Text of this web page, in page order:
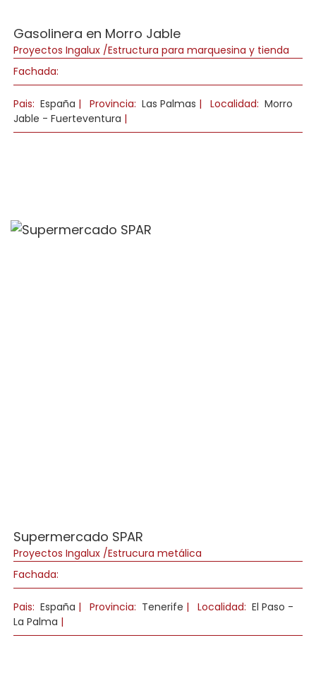
Gasolinera en Morro Jable
Proyectos Ingalux /Estructura para marquesina y tienda
Fachada:
Pais: España | Provincia: Las Palmas | Localidad: Morro
Jable - Fuerteventura |
Supermercado SPAR
Proyectos Ingalux /Estrucura metálica
Fachada:
Pais: España | Provincia: Tenerife | Localidad: El Paso -
La Palma |